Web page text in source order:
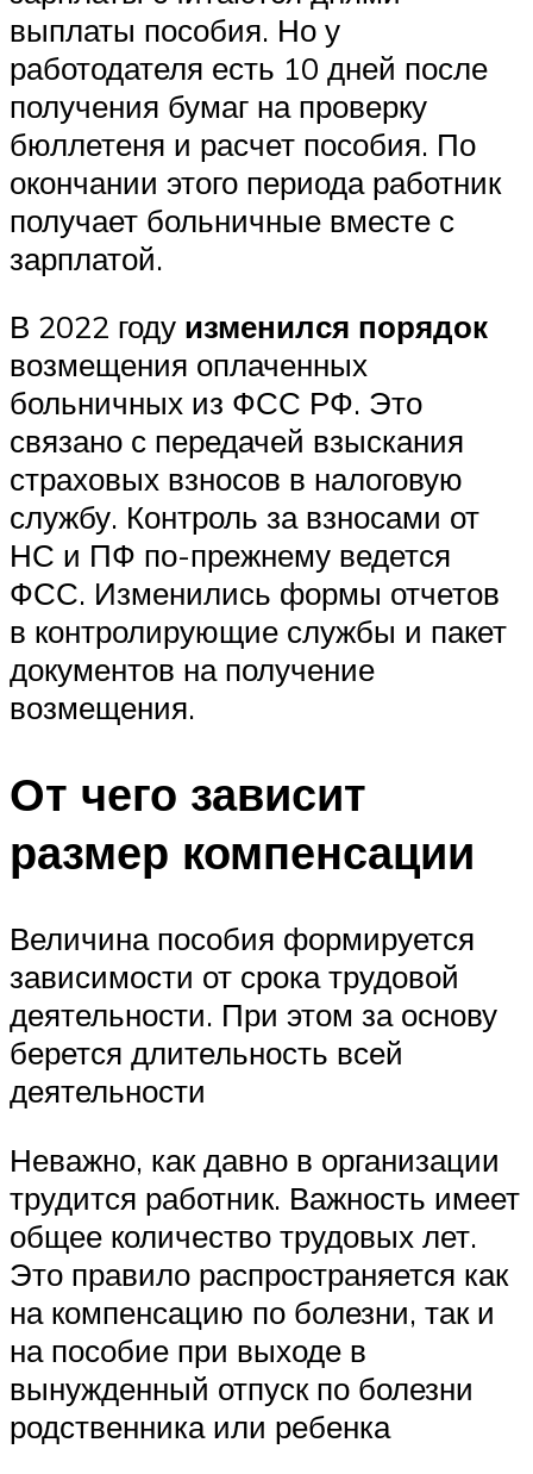
выплаты пособия. Но у
работодателя есть 10 дней после
получения бумаг на проверку
бюллетеня и расчет пособия. По
окончании этого периода работник
получает больничные вместе с
зарплатой.
В 2022 году изменился порядок
возмещения оплаченных
больничных из ФСС РФ. Это
связано с передачей взыскания
страховых взносов в налоговую
службу. Контроль за взносами от
НС и ПФ по-прежнему ведется
ФСС. Изменились формы отчетов
в контролирующие службы и пакет
документов на получение
возмещения.
От чего зависит
размер компенсации
Величина пособия формируется
зависимости от срока трудовой
деятельности. При этом за основу
берется длительность всей
деятельности
Неважно, как давно в организации
трудится работник. Важность имеет
общее количество трудовых лет.
Это правило распространяется как
на компенсацию по болезни, так и
на пособие при выходе в
вынужденный отпуск по болезни
родственника или ребенка